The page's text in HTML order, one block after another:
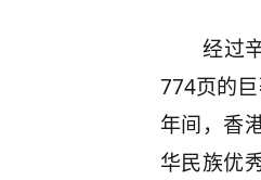
经过
774页的
年间，香
华民族优